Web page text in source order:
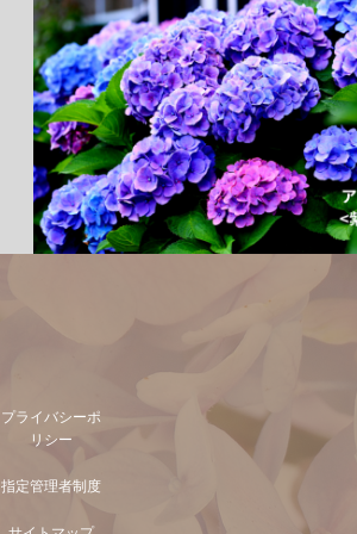
プライバシーポ
リシー
指定管理者制度